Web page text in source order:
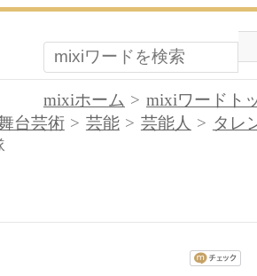
mixiホーム
mixiワードト
台芸術 芸能 芸能人 タレ